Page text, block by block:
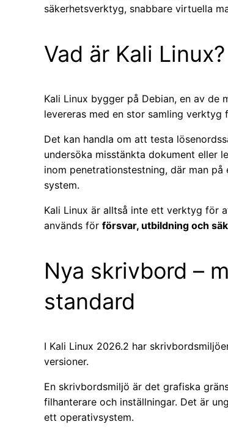
säkerhetsverktyg, snabbare virtuella
Vad är Kali Linux?
Kali Linux bygger på Debian, en av de
levereras med en stor samling verktyg
Det kan handla om att testa
undersöka misstänkta dokument eller
inom penetrationstestning, där man
system.
Kali Linux är alltså inte ett verktyg för
används för försvar, utbildning och
Nya skrivbord –
standard
I Kali Linux 2026.2 har
versioner.
En skrivbordsmiljö är det grafiska
filhanterare och inställningar. Det är
ett operativsystem.